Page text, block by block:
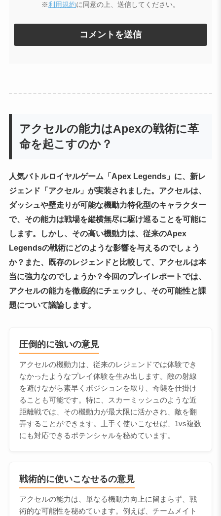
※利用規約に同意の上、送信してください。
アクセルの能力はApexの戦術に革
命を起こすのか？
人気バトルロイヤルゲーム「Apex Legends」に、新レ
ジェンド「アクセル」が実装されました。アクセルは、
ダッシュや壁走りが可能な機動力特化型のキャラクター
で、その能力は戦場を縦横無尽に駆け巡ることを可能に
します。しかし、その高い機動力は、従来のApex
Legendsの戦術にどのような影響を与えるのでしょう
か？また、既存のレジェンドと比較して、アクセルは本
当に強力なのでしょうか？今回のプレイレポートでは、
アクセルの能力を徹底的にチェックし、その可能性と課
題について議論します。
圧倒的に強いの意見
アクセルの機動力は、従来のレジェンドでは体験でき
なかったようなプレイ体験を生み出します。敵の射線
を避けながら素早くポジションを取り、奇襲を仕掛け
ることも可能です。特に、スカーミッシュのような近
距離戦では、その機動力が最大限に活かされ、敵を翻
弄することができます。上手く使いこなせば、1vs複数
にも対応できるポテンシャルを秘めています。
戦術的に使いこなせるの意見
アクセルの能力は、単なる機動力向上に留まらず、戦
術的な可能性を秘めています。例えば、チームメイト